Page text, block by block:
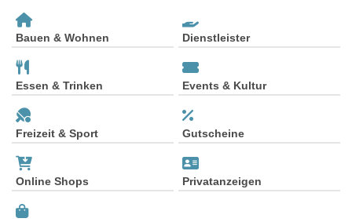
Bauen & Wohnen Dienstleister
Essen & Trinken Events & Kultur
Freizeit & Sport Gutscheine
Online Shops Privatanzeigen